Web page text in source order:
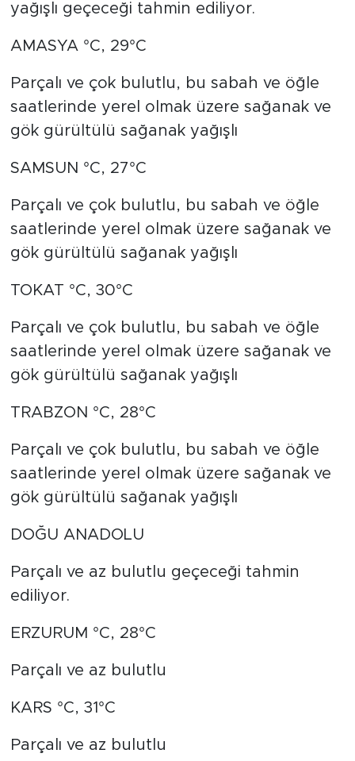
yağışlı geçeceği tahmin ediliyor.
AMASYA °C, 29°C
Parçalı ve çok bulutlu, bu sabah ve öğle
saatlerinde yerel olmak üzere sağanak ve
gök gürültülü sağanak yağışlı
SAMSUN °C, 27°C
Parçalı ve çok bulutlu, bu sabah ve öğle
saatlerinde yerel olmak üzere sağanak ve
gök gürültülü sağanak yağışlı
TOKAT °C, 30°C
Parçalı ve çok bulutlu, bu sabah ve öğle
saatlerinde yerel olmak üzere sağanak ve
gök gürültülü sağanak yağışlı
TRABZON °C, 28°C
Parçalı ve çok bulutlu, bu sabah ve öğle
saatlerinde yerel olmak üzere sağanak ve
gök gürültülü sağanak yağışlı
DOĞU ANADOLU
Parçalı ve az bulutlu geçeceği tahmin
ediliyor.
ERZURUM °C, 28°C
Parçalı ve az bulutlu
KARS °C, 31°C
Parçalı ve az bulutlu